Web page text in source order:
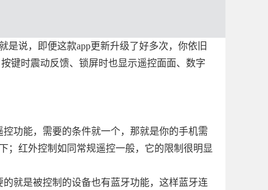
是说，即便这款app更新升级了好多次，你依旧
键时震动反馈、锁屏时也显示遥控面面、数字
功能，需要的条件就一个，那就是你的手机需
；红外控制如同常规遥控一般，它的限制很明显
就是被控制的设备也有蓝牙功能，这样蓝牙连